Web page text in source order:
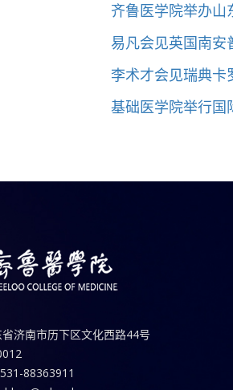
齐鲁医学院举办山
易凡会见英国南安
李术才会见瑞典卡
基础医学院举行国
济南市历下区文化西路44号
88363911